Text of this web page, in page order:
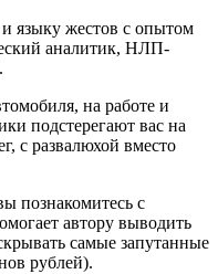
языку жестов с опытом
аналитик, НЛП-
на работе и
подстерегают вас на
с развалюхой вместо
познакомитесь с
автору выводить
самые запутанные
рублей).